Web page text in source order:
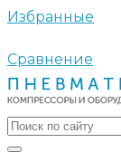
Избранные
Сравнение